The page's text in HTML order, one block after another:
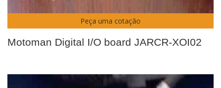
Peça uma cotação
Motoman Digital I/O board JARCR-XOI02